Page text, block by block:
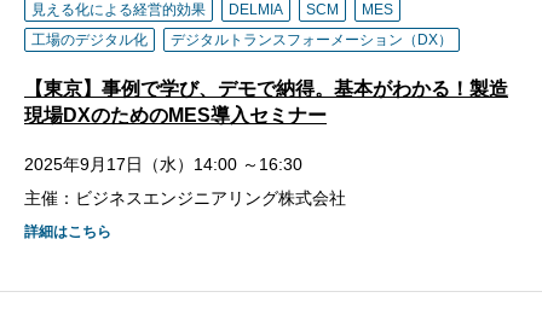
見える化による経営的効果
DELMIA SCM
MES
工場のデジタル化
デジタルトランスフォーメーション（DX）
【東京】事例で学び、デモで納得。基本がわかる！製造
現場DXのためのMES導入セミナー
2025年9月17日（水）14:00 ～16:30
主催：ビジネスエンジニアリング株式会社
詳細はこちら